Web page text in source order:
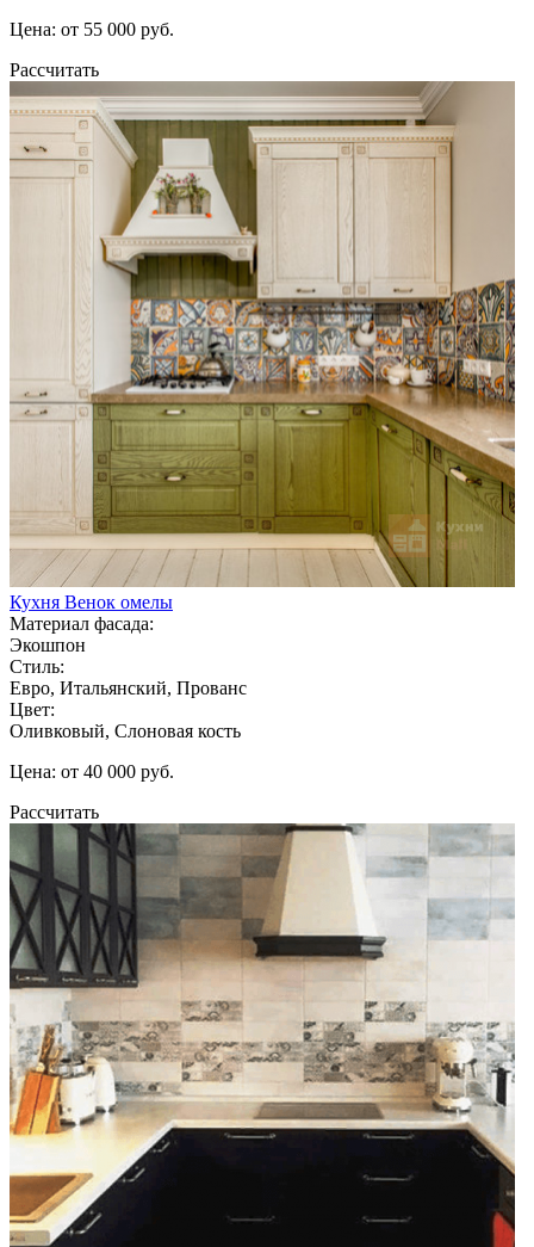
Цена: от 55 000 руб.
Рассчитать
Кухня Венок омелы
Материал фасада:
Экошпон
Стиль:
Евро, Итальянский, Прованс
Цвет:
Оливковый, Слоновая кость
Цена: от 40 000 руб.
Рассчитать